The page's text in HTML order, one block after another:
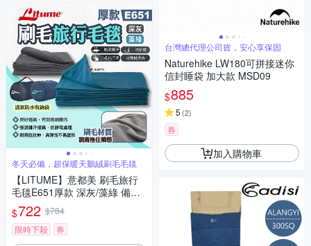
冬天必備，超保暖天鵝絨刷毛毛毯
【LITUME】意都美 刷毛旅行
毛毯E651厚款 深灰/藻綠 備用
毯 旅行飛機毛毯 居家蓋毯 刷毛
天鵝絨 露營 悠遊戶外
$722 $784
限時下殺
券
台灣總代理公司貨，安心享保固
Naturehike LW180可拼接迷你
信封睡袋 加大款 MSD09
$885
5 (2)
券
加入購物車